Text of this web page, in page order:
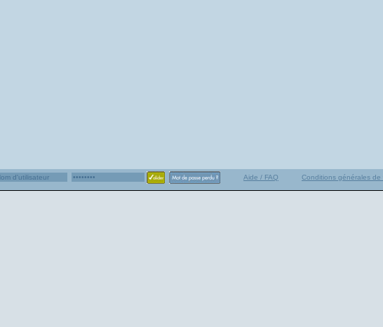
Aide / FAQ Conditions générales de